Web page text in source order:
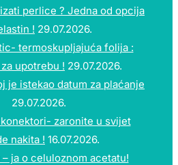
perlice ? Jedna od opcija
! 29.07.2026.
termoskupljajuća folija :
upotrebu ! 29.07.2026.
je istekao datum za plaćanje
29.07.2026.
zaronite u svijet
nakita ! 16.07.2026.
ja o celuloznom acetatu!